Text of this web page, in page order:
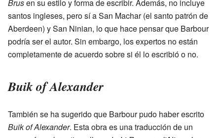
Brusen su estilo y forma de escribir. Además, no incluye
santos ingleses, pero sí a San Machar (el santo patrón de
Aberdeen) y San Ninian, lo que hace pensar que Barbour
podría ser el autor. Sin embargo, los expertos no están
completamente de acuerdo sobre si él lo escribió o no.
Buik of Alexander
También se ha sugerido que Barbour pudo haber escrito
Buik of Alexander. Esta obra es una traducción de un